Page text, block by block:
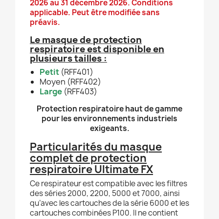
2026 au 31 décembre 2026.Conditions
applicable. Peut être modifiée sans
préavis.
Le masque de protection
respiratoire est disponible en
plusieurs tailles :
Petit (RFF401)
Moyen (RFF402)
Large (RFF403)
Protection respiratoire haut de gamme
pour les environnements industriels
exigeants.
Particularités du masque
complet de protection
respiratoire Ultimate FX
Ce respirateur est compatible avec les filtres
des séries 2000, 2200, 5000 et 7000, ainsi
qu’avec les cartouches de la série 6000 et les
cartouches combinées P100. Il ne contient